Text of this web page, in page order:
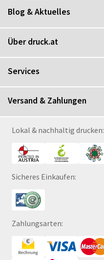
Blog & Aktuelles
Über druck.at
Services
Versand & Zahlungen
Lokal & nachhaltig drucken:
Sicheres Einkaufen:
Zahlungsarten: